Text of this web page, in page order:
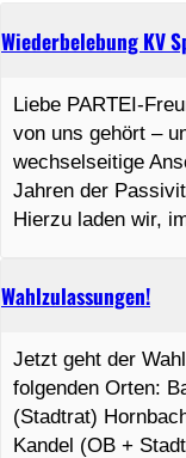
Wahlzulassungen!
Jetzt geht der
folgenden Orten:
(Stadtrat)
Kandel (OB +
Wiederbelebung KV
Liebe PARTEI-
von uns gehört –
wechselseitige
Jahren der
Hierzu laden wir,